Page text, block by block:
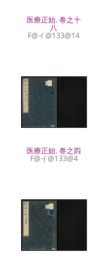
医療正始. 巻之十
八
F@イ@133@14
医療正始. 巻之四
F@イ@133@4